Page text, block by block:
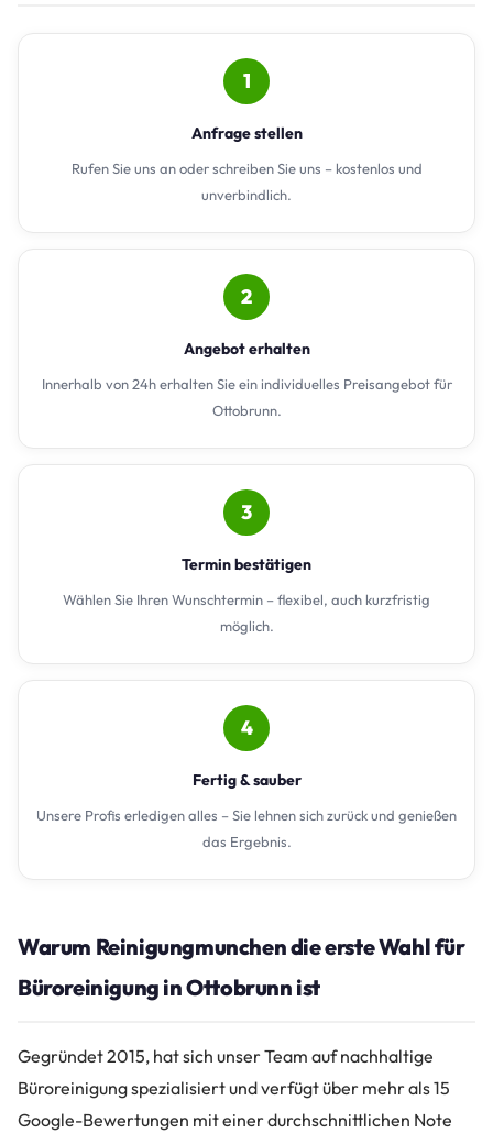
1
Anfrage stellen
Rufen Sie uns an oder schreiben Sie uns – kostenlos und
unverbindlich.
2
Angebot erhalten
Innerhalb von 24h erhalten Sie ein individuelles Preisangebot für
Ottobrunn.
3
Termin bestätigen
Wählen Sie Ihren Wunschtermin – flexibel, auch kurzfristig
möglich.
4
Fertig & sauber
Unsere Profis erledigen alles – Sie lehnen sich zurück und genießen
das Ergebnis.
Warum Reinigungmunchen die erste Wahl für
Büroreinigung in Ottobrunn ist
Gegründet 2015, hat sich unser Team auf nachhaltige
Büroreinigung spezialisiert und verfügt über mehr als 15
Google-Bewertungen mit einer durchschnittlichen Note